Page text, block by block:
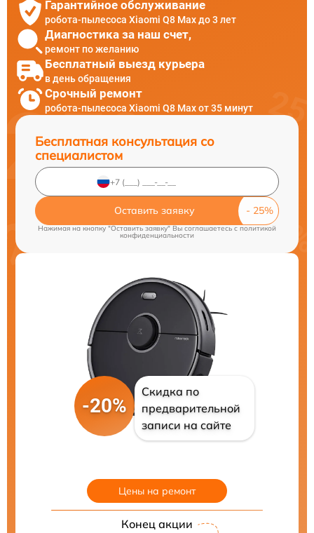
Гарантийное обслуживание
робота-пылесоса Xiaomi Q8 Max до 3 лет
Диагностика за наш счет,
ремонт по желанию
Бесплатный выезд курьера
в день обращения
Срочный ремонт
робота-пылесоса Xiaomi Q8 Max от 35 минут
Бесплатная консультация со
специалистом
Оставить заявку
Нажимая на кнопку "Оставить заявку" Вы соглашаетесь cполитикой
конфиденциальности
-20%
Скидка по
предварительной
записи на сайте
Цены на ремонт
Конец акции